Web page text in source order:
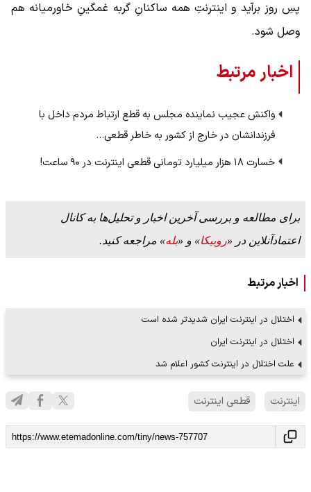
پسِ روز برآید و اینترنتِ همه ساکنانِ گربه غمگینِ خاورمیانه هم
وصل شود.
اخبار مرتبط
واکنش عجیب نماینده مجلس به قطع ارتباط مردم داخل با
فرزندانشان در خارج از کشور به خاطر قطعی…
خسارت ۱۸ هزار میلیارد تومانی قطعی اینترنت در ۹۰ ساعت!
برای مطالعه و بررسی آخرین اخبار و تحلیل‌ها به کانال
اعتمادآنلاین در «روبیکا» و «بله» مراجعه کنید.
اخبار مرتبط
اختلال در اینترنت ایران شدیدتر شده است
اختلال در اینترنت ایران
علت اختلال در اینترنت کشور اعلام شد
اینترنت قطعی اینترنت